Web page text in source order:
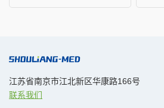
江苏省南京市江北新区华康路166号
联系我们